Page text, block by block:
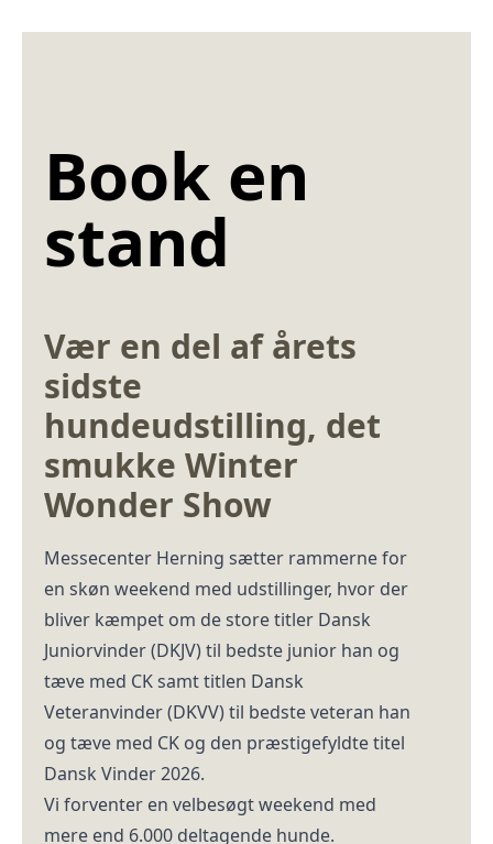
Book en
stand
Vær en del af årets
sidste
hundeudstilling, det
smukke Winter
Wonder Show
Messecenter Herning sætter rammerne for
en skøn weekend med udstillinger, hvor der
bliver kæmpet om de store titler Dansk
Juniorvinder (DKJV) til bedste junior han og
tæve med CK samt titlen Dansk
Veteranvinder (DKVV) til bedste veteran han
og tæve med CK og den præstigefyldte titel
Dansk Vinder 2026.
Vi forventer en velbesøgt weekend med
mere end 6.000 deltagende hunde.